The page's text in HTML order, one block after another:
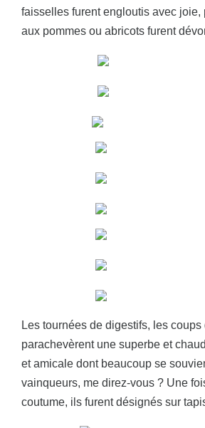
faisselles furent engloutis avec joie,
aux pommes ou abricots furent
Les tournées de digestifs, les coups
parachevèrent une superbe et
et amicale dont beaucoup se
vainqueurs, me direz-vous ? Une
coutume, ils furent désignés sur